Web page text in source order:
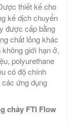
thiết kế cho
kế dịch chuyển
được cấp bằng
chất lỏng khác
giới hạn ở,
polyurethane
có độ chính
ứng dụng
chảy FTI Flow